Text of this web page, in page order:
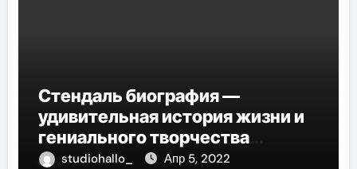
Стендаль биография —
удивительная история жизни и
гениального творчества
великого писателя
studiohallo_ Апр 5, 2022